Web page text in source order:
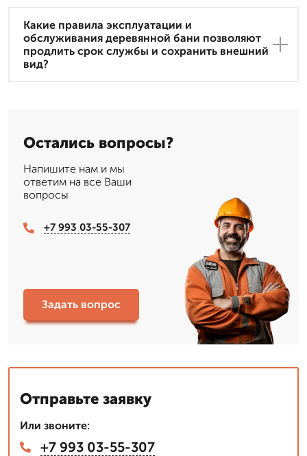
Какие правила эксплуатации и
обслуживания деревянной бани позволяют
продлить срок службы и сохранить внешний
вид?
Остались вопросы?
Напишите нам и мы
ответим на все Ваши
вопросы
+7 993 03-55-307
Задать вопрос
Отправьте заявку
Или звоните:
+7 993 03-55-307